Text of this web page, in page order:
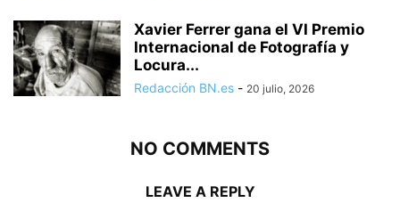
Xavier Ferrer gana el VI Premio
Internacional de Fotografía y
Locura...
Redacción BN.es - 20 julio, 2026
NO COMMENTS
LEAVE A REPLY